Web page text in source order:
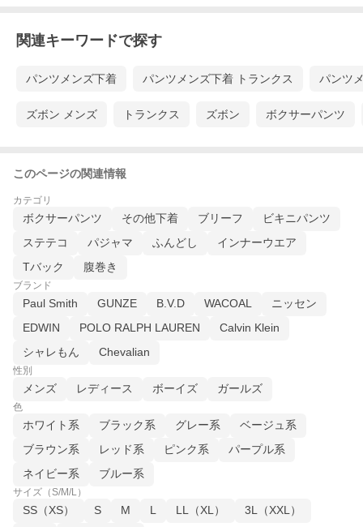
関連キーワードで探す
パンツメンズ下着 パンツメンズ下着 トランクス パンツ
ズボン メンズ トランクス ズボン ボクサーパンツ
このページの関連情報
カテゴリ
ボクサーパンツ その他下着 ブリーフ
ビキニパンツ
ステテコ
パジャマ ふんどし
インナーウエア
Tバック
腹巻き
ブランド
Paul Smith GUNZE B.V.D WACOAL
ニッセン
EDWIN
POLO RALPH LAUREN
Calvin Klein
シャレもん
Chevalian
性別
メンズ レディース ボーイズ ガールズ
色
ホワイト系 ブラック系 グレー系
ベージュ系
ブラウン系
レッド系 ピンク系
パープル系
ネイビー系
ブルー系
サイズ（S/M/L）
SS（XS） S M L LL（XL） 3L（XXL）